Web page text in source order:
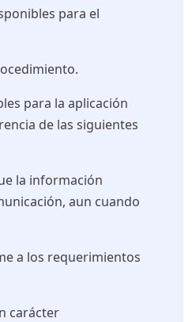
para el
para la aplicación
de las siguientes
la información
aun cuando
a los requerimientos
carácter